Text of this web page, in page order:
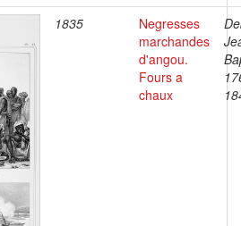
1835
Negresses
marchandes
d'angou.
Fours a
chaux